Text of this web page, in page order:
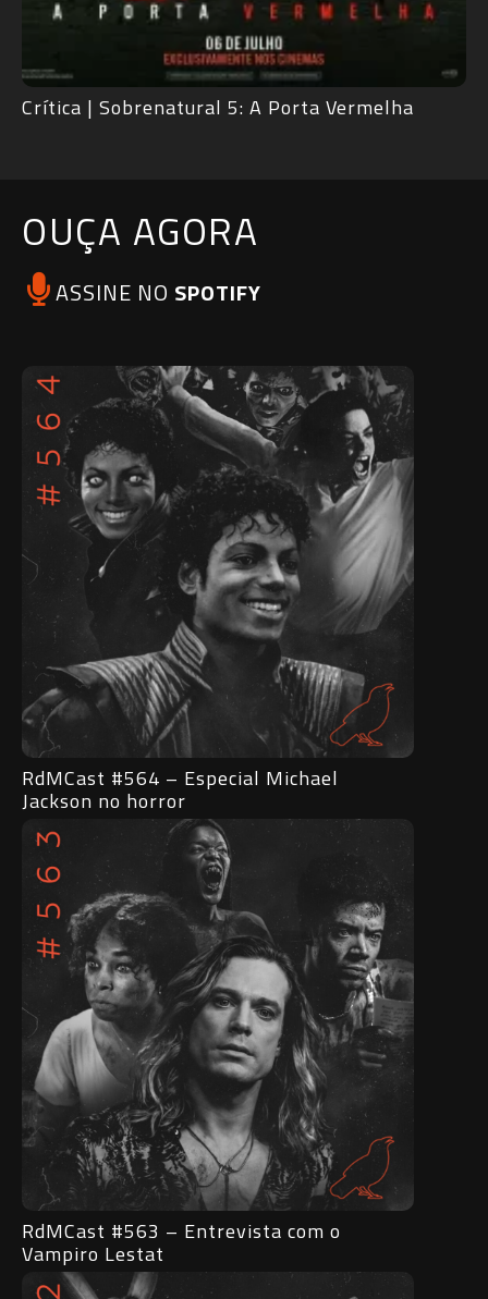
Crítica | Sobrenatural 5: A Porta Vermelha
OUÇA AGORA
ASSINE NO SPOTIFY
RdMCast #564 – Especial Michael
Jackson no horror
RdMCast #563 – Entrevista com o
Vampiro Lestat